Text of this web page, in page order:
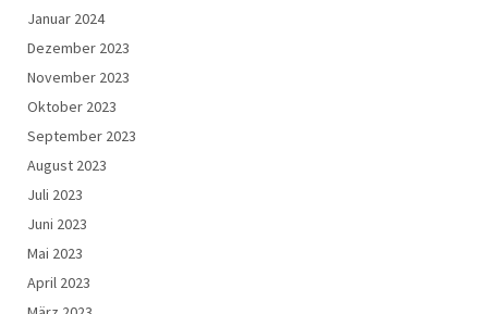
Januar 2024
Dezember 2023
November 2023
Oktober 2023
September 2023
August 2023
Juli 2023
Juni 2023
Mai 2023
April 2023